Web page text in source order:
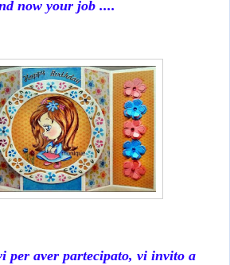
now your job ....
per aver partecipato, vi invito a